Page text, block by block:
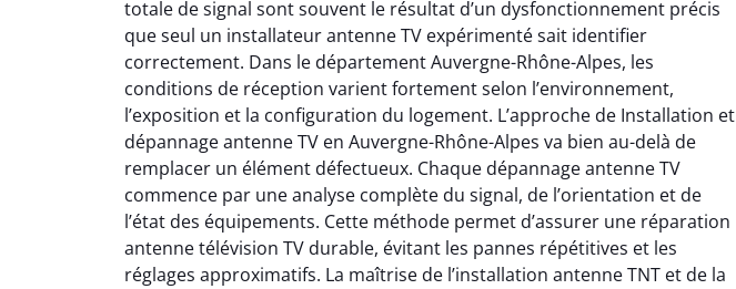
totale de signal sont souvent le résultat d’un dysfonctionnement précis
que seul un installateur antenne TV expérimenté sait identifier
correctement. Dans le département Auvergne-Rhône-Alpes, les
conditions de réception varient fortement selon l’environnement,
l’exposition et la configuration du logement. L’approche de Installation et
dépannage antenne TV en Auvergne-Rhône-Alpes va bien au-delà de
remplacer un élément défectueux. Chaque dépannage antenne TV
commence par une analyse complète du signal, de l’orientation et de
l’état des équipements. Cette méthode permet d’assurer une réparation
antenne télévision TV durable, évitant les pannes répétitives et les
réglages approximatifs. La maîtrise de l’installation antenne TNT et de la